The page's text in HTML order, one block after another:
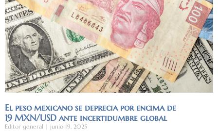
El peso mexicano se deprecia por encima de
19 MXN/USD ante incertidumbre global
Editor general junio 19, 2025